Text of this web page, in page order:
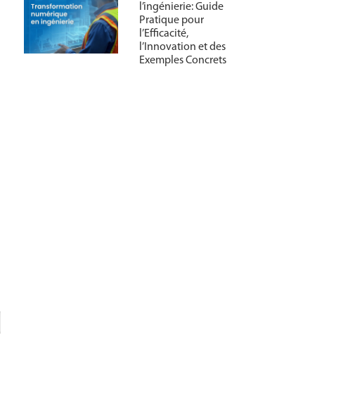
l’ingénierie: Guide
Pratique pour
l’Efficacité,
l’Innovation et des
Exemples Concrets